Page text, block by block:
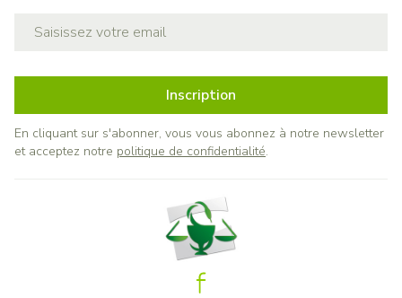
Inscription
En cliquant sur s'abonner, vous vous abonnez à notre newsletter
et acceptez notre politique de confidentialité.